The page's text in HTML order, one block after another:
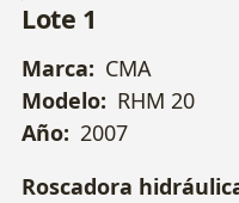
Lote 1
Marca: CMA
Modelo: RHM 20
Año: 2007
Roscadora